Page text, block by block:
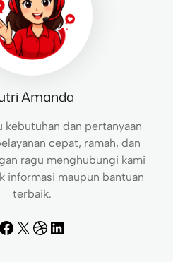
Amanda
kebutuhan dan pertanyaan
cepat, ramah, dan
ragu menghubungi kami
informasi maupun bantuan
terbaik.
Facebook X Dribbble LinkedIn